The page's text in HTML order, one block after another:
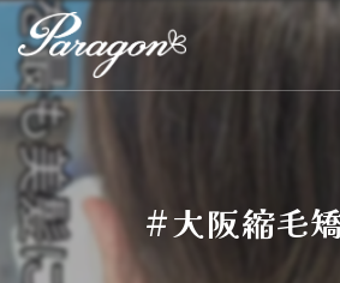
#大阪縮毛